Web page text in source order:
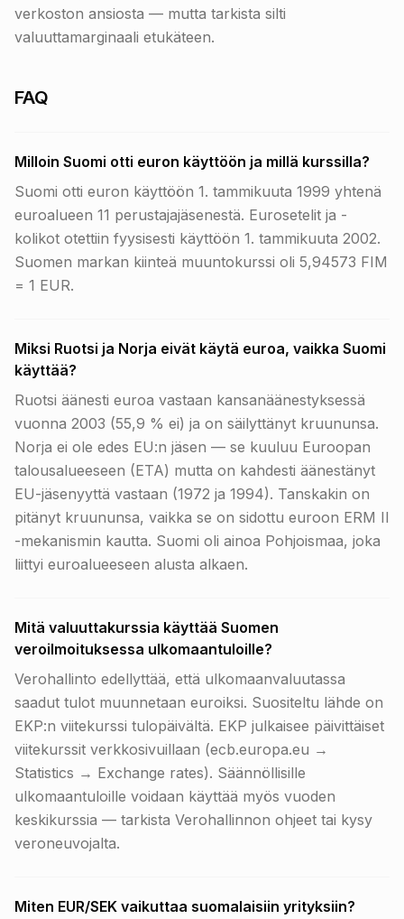
verkoston ansiosta — mutta tarkista silti
valuuttamarginaali etukäteen.
FAQ
Milloin Suomi otti euron käyttöön ja millä kurssilla?
Suomi otti euron käyttöön 1. tammikuuta 1999 yhtenä
euroalueen 11 perustajajäsenestä. Eurosetelit ja -
kolikot otettiin fyysisesti käyttöön 1. tammikuuta 2002.
Suomen markan kiinteä muuntokurssi oli 5,94573 FIM
= 1 EUR.
Miksi Ruotsi ja Norja eivät käytä euroa, vaikka Suomi
käyttää?
Ruotsi äänesti euroa vastaan kansanäänestyksessä
vuonna 2003 (55,9 % ei) ja on säilyttänyt kruununsa.
Norja ei ole edes EU:n jäsen — se kuuluu Euroopan
talousalueeseen (ETA) mutta on kahdesti äänestänyt
EU-jäsenyyttä vastaan (1972 ja 1994). Tanskakin on
pitänyt kruununsa, vaikka se on sidottu euroon ERM II
-mekanismin kautta. Suomi oli ainoa Pohjoismaa, joka
liittyi euroalueeseen alusta alkaen.
Mitä valuuttakurssia käyttää Suomen
veroilmoituksessa ulkomaantuloille?
Verohallinto edellyttää, että ulkomaanvaluutassa
saadut tulot muunnetaan euroiksi. Suositeltu lähde on
EKP:n viitekurssi tulopäivältä. EKP julkaisee päivittäiset
viitekurssit verkkosivuillaan (ecb.europa.eu →
Statistics → Exchange rates). Säännöllisille
ulkomaantuloille voidaan käyttää myös vuoden
keskikurssia — tarkista Verohallinnon ohjeet tai kysy
veroneuvojalta.
Miten EUR/SEK vaikuttaa suomalaisiin yrityksiin?